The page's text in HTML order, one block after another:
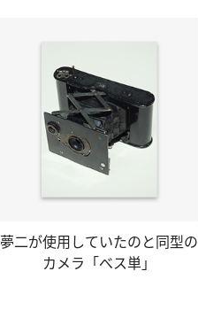
夢二が使用していたのと同型の
カメラ 「べス単」